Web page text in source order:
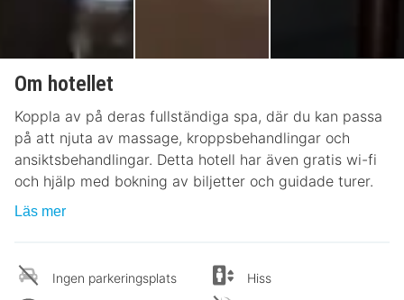
Om hotellet
Koppla av på deras fullständiga spa, där du kan passa
på att njuta av massage, kroppsbehandlingar och
ansiktsbehandlingar. Detta hotell har även gratis wi-fi
och hjälp med bokning av biljetter och guidade turer.
Läs mer
Ingen parkeringsplats
Hiss